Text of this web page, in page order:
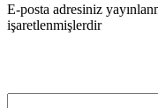
E-posta adresiniz
işaretlenmişlerdir